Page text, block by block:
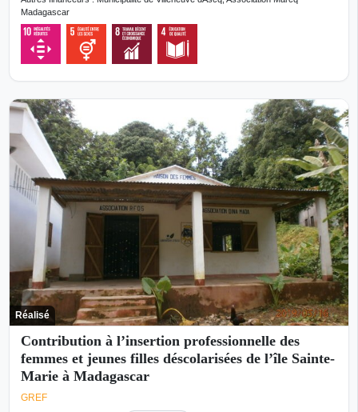
Madagascar
Réalisé
Contribution à l’insertion professionnelle des
femmes et jeunes filles déscolarisées de l’île Sainte-
Marie à Madagascar
GREF